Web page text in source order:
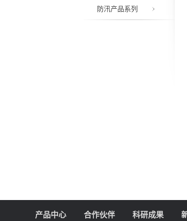
防汛产品系列
产品中心 合作伙伴 科研成果